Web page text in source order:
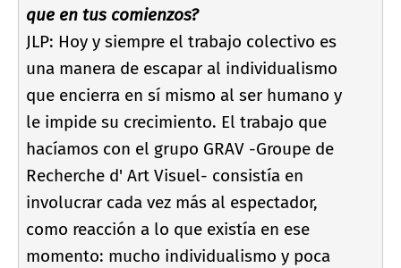
que en tus comienzos?
JLP: Hoy y siempre el trabajo colectivo es
una manera de escapar al individualismo
que encierra en sí­ mismo al ser humano y
le impide su crecimiento. El trabajo que
hací­amos con el grupo GRAV -Groupe de
Recherche d' Art Visuel- consistí­a en
involucrar cada vez más al espectador,
como reacción a lo que existí­a en ese
momento: mucho individualismo y poca